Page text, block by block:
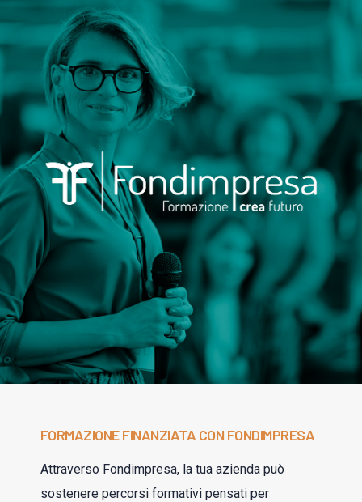
FORMAZIONE FINANZIATA CON FONDIMPRESA
Attraverso Fondimpresa, la tua azienda può
sostenere percorsi formativi pensati per